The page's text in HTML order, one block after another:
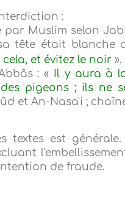
:
par Muslim selon
tête était blanche
et évitez le noir ».
: «
Il y aura à
pigeons ; ils ne
et An-Nasa'i ;
textes est
de fraude.